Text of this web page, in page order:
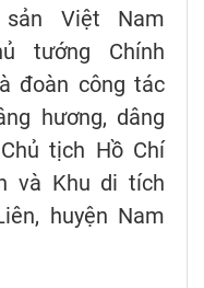
Việt Nam
tướng Chính
đoàn công tác
hương, dâng
tịch Hồ Chí
và Khu di tích
huyện Nam